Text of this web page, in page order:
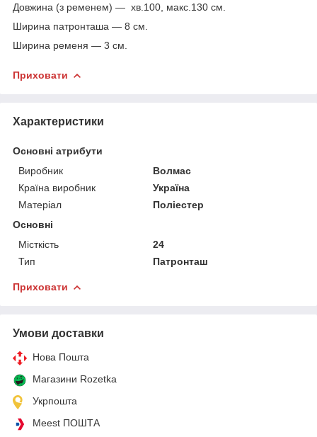
Довжина (з ременем) — хв.100, макс.130 см.
Ширина патронташа — 8 см.
Ширина ременя — 3 см.
Приховати
Характеристики
Основні атрибути
Виробник
Волмас
Країна виробник
Україна
Матеріал
Поліестер
Основні
Місткість
24
Тип
Патронташ
Приховати
Умови доставки
Нова Пошта
Магазини Rozetka
Укрпошта
Meest ПОШТА